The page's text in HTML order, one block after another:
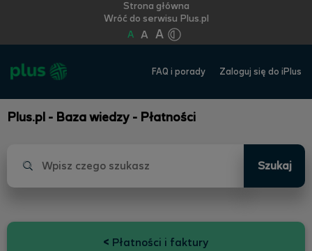
Strona główna
Wróć do serwisu Plus.pl
A A A
FAQ i porady Zaloguj się do iPlus
Plus.pl - Baza wiedzy - Płatności
Szukaj
< Płatności i faktury